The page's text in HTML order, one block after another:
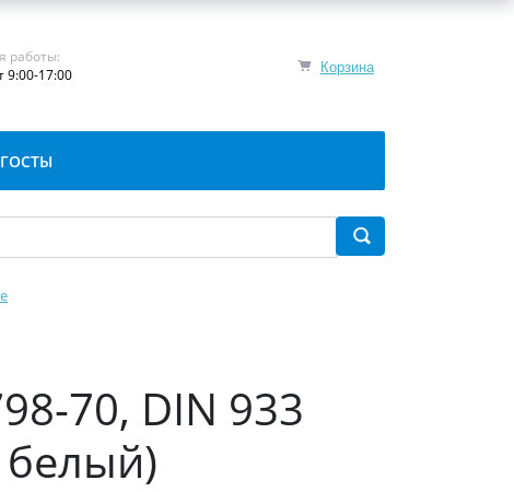
Корзина
работы:
9:00-17:00
ГОСТЫ
70, DIN 933
белый)